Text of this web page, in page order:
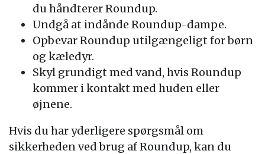
du håndterer Roundup.
Undgå at indånde Roundup-dampe.
Opbevar Roundup utilgængeligt for børn
og kæledyr.
Skyl grundigt med vand, hvis Roundup
kommer i kontakt med huden eller
øjnene.
Hvis du har yderligere spørgsmål om
sikkerheden ved brug af Roundup, kan du